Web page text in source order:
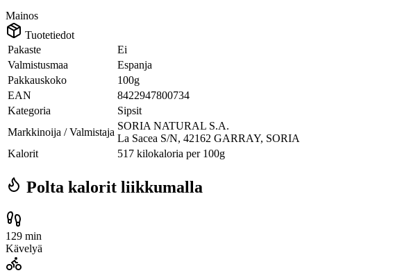
Mainos
Tuotetiedot
Pakaste
Ei
Valmistusmaa
Espanja
Pakkauskoko
100g
EAN
8422947800734
Kategoria
Sipsit
Markkinoija / Valmistaja
SORIA NATURAL S.A.
La Sacea S/N, 42162 GARRAY, SORIA
Kalorit
517 kilokaloria per 100g
Polta kalorit liikkumalla
129 min
Kävelyä